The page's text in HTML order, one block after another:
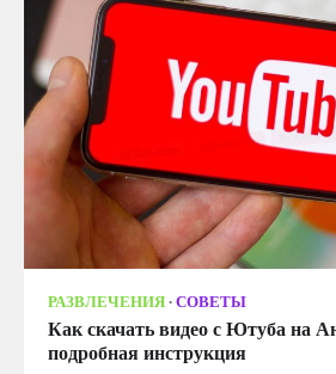
РАЗВЛЕЧЕНИЯ СОВЕТЫ
Как скачать видео с Ютуба на
подробная инструкция